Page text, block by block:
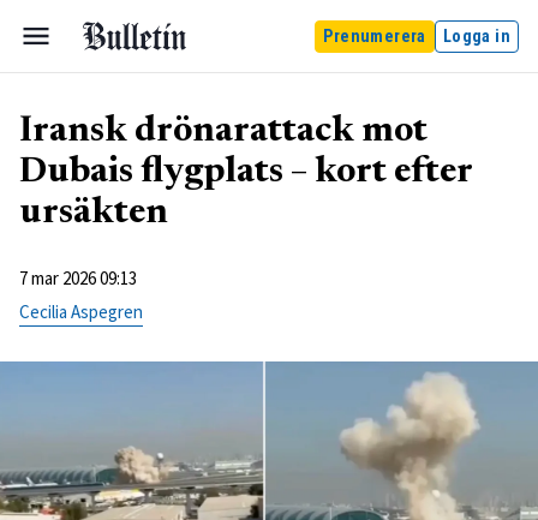
Prenumerera Logga in
Iransk drönarattack mot
Dubais flygplats – kort efter
ursäkten
7 mar 2026 09:13
Cecilia Aspegren